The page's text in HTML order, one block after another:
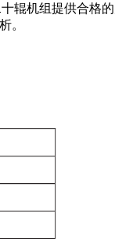
辊机组提供合
。